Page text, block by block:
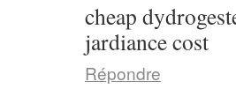
cheap
jardiance cost
Répondre